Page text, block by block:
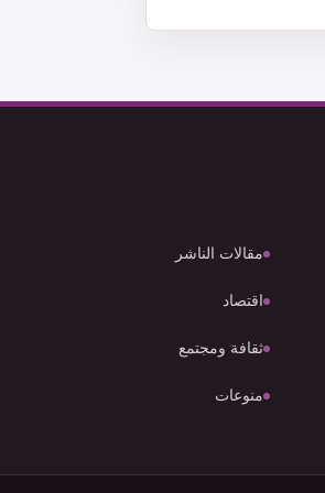
مقالات الناشر
اقتصاد
ثقافة ومجتمع
منوعات